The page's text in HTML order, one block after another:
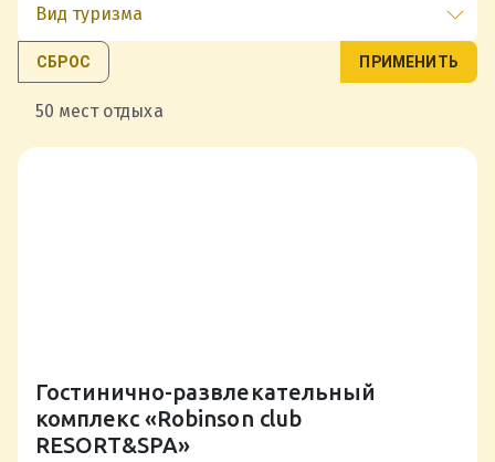
СБРОС ПРИМЕНИТЬ
50 мест отдыха
Гостинично-развлекательный
комплекс «Robinson club
RESORT&SPA»